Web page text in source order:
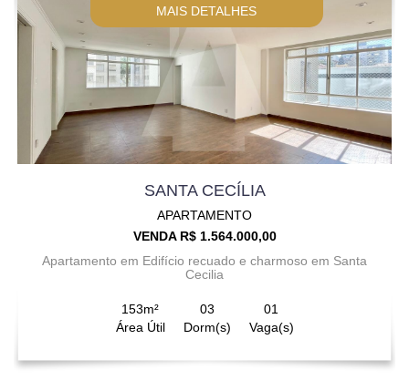
MAIS DETALHES
SANTA CECÍLIA
APARTAMENTO
VENDA R$ 1.564.000,00
Apartamento em Edifício recuado e charmoso em Santa
Cecilia
153m²
Área Útil
03
Dorm(s)
01
Vaga(s)